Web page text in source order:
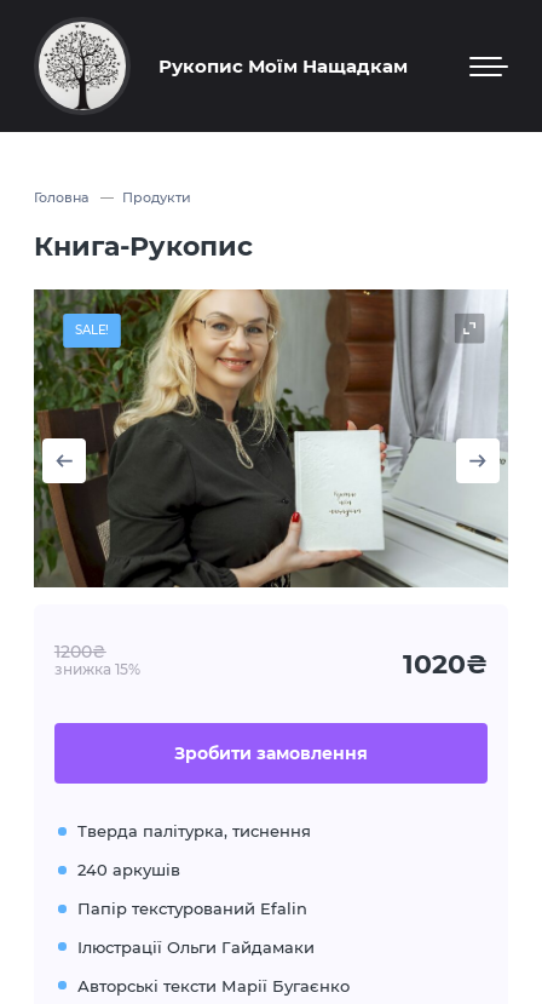
Рукопис Моїм Нащадкам
Головна Продукти
Книга-Рукопис
1200₴
знижка 15% 1020₴
Зробити замовлення
Тверда палітурка, тиснення
240 аркушів
Папір текстурований Efalin
Ілюстрації Ольги Гайдамаки
Авторські тексти Марії Бугаєнко